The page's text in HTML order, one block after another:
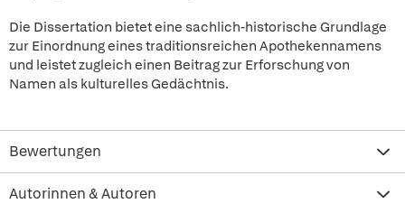
Die Dissertation bietet eine sachlich-historische Grundlage
zur Einordnung eines traditionsreichen Apothekennamens
und leistet zugleich einen Beitrag zur Erforschung von
Namen als kulturelles Gedächtnis.
Bewertungen
Autorinnen & Autoren